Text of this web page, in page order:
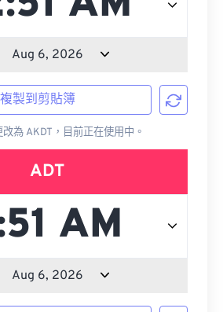
複製到剪貼簿
為 AKDT，目前正在使用中。
ADT